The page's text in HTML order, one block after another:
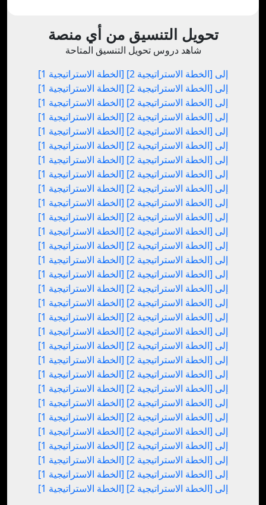
تحويل التنسيق من أي منصة
شاهد دروس تحويل التنسيق المتاحة
[الخطة الاستراتيجية 1] إلى [الخطة الاستراتيجية 2]
[الخطة الاستراتيجية 1] إلى [الخطة الاستراتيجية 2]
[الخطة الاستراتيجية 1] إلى [الخطة الاستراتيجية 2]
[الخطة الاستراتيجية 1] إلى [الخطة الاستراتيجية 2]
[الخطة الاستراتيجية 1] إلى [الخطة الاستراتيجية 2]
[الخطة الاستراتيجية 1] إلى [الخطة الاستراتيجية 2]
[الخطة الاستراتيجية 1] إلى [الخطة الاستراتيجية 2]
[الخطة الاستراتيجية 1] إلى [الخطة الاستراتيجية 2]
[الخطة الاستراتيجية 1] إلى [الخطة الاستراتيجية 2]
[الخطة الاستراتيجية 1] إلى [الخطة الاستراتيجية 2]
[الخطة الاستراتيجية 1] إلى [الخطة الاستراتيجية 2]
[الخطة الاستراتيجية 1] إلى [الخطة الاستراتيجية 2]
[الخطة الاستراتيجية 1] إلى [الخطة الاستراتيجية 2]
[الخطة الاستراتيجية 1] إلى [الخطة الاستراتيجية 2]
[الخطة الاستراتيجية 1] إلى [الخطة الاستراتيجية 2]
[الخطة الاستراتيجية 1] إلى [الخطة الاستراتيجية 2]
[الخطة الاستراتيجية 1] إلى [الخطة الاستراتيجية 2]
[الخطة الاستراتيجية 1] إلى [الخطة الاستراتيجية 2]
[الخطة الاستراتيجية 1] إلى [الخطة الاستراتيجية 2]
[الخطة الاستراتيجية 1] إلى [الخطة الاستراتيجية 2]
[الخطة الاستراتيجية 1] إلى [الخطة الاستراتيجية 2]
[الخطة الاستراتيجية 1] إلى [الخطة الاستراتيجية 2]
[الخطة الاستراتيجية 1] إلى [الخطة الاستراتيجية 2]
[الخطة الاستراتيجية 1] إلى [الخطة الاستراتيجية 2]
[الخطة الاستراتيجية 1] إلى [الخطة الاستراتيجية 2]
[الخطة الاستراتيجية 1] إلى [الخطة الاستراتيجية 2]
[الخطة الاستراتيجية 1] إلى [الخطة الاستراتيجية 2]
[الخطة الاستراتيجية 1] إلى [الخطة الاستراتيجية 2]
[الخطة الاستراتيجية 1] إلى [الخطة الاستراتيجية 2]
[الخطة الاستراتيجية 1] إلى [الخطة الاستراتيجية 2]